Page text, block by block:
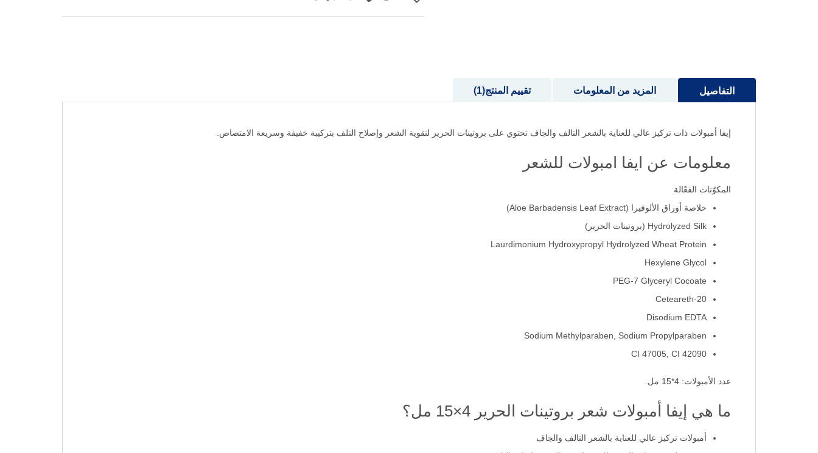
اضف الي قائمة امنياتك
المكوّنات الفعّالة
خلاصة أوراق الألوفيرا (Aloe Barbadensis Leaf Extract)
Hydrolyzed Silk (بروتينات الحرير)
Laurdimonium Hydroxypropyl Hydrolyzed Wheat Protein
Hexylene Glycol
PEG-7 Glyceryl Cocoate
Ceteareth-20
Disodium EDTA
Sodium Methylparaben, Sodium Propylparaben
ما هي إيفا أمبولات شعر بروتينات الحرير 4×15 مل؟